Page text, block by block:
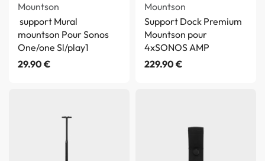
Mountson
support Mural
mountson Pour Sonos
One/one Sl/play1
29.90€
Mountson
Support Dock Premium
Mountson pour
4xSONOS AMP
229.90€